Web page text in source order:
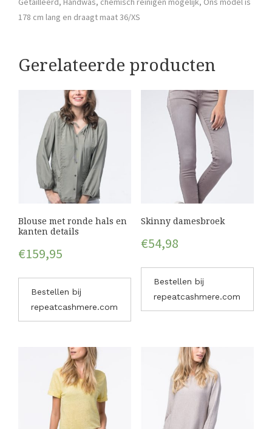
178 cm lang en draagt maat 36/XS
Gerelateerde producten
Blouse met ronde hals en
kanten details
€159,95
Bestellen bij
repeatcashmere.com
Skinny damesbroek
€54,98
Bestellen bij
repeatcashmere.com